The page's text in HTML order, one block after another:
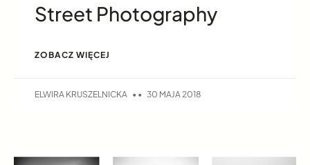
Street Photography
ZOBACZ WIĘCEJ
ELWIRA KRUSZELNICKA 30 MAJA 2018